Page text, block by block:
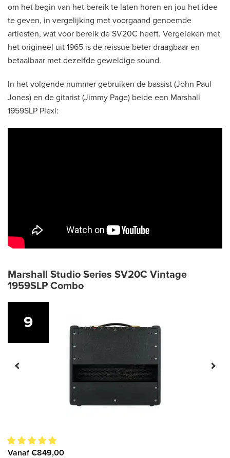
om het begin van het bereik te laten horen en jou het idee
te geven, in vergelijking met voorgaand genoemde
artiesten, wat voor bereik de SV20C heeft. Vergeleken met
het origineel uit 1965 is de reissue beter draagbaar en
betaalbaar met dezelfde geweldige sound.
In het volgende nummer gebruiken de bassist (John Paul
Jones) en de gitarist (Jimmy Page) beide een Marshall
1959SLP Plexi:
Marshall Studio Series SV20C Vintage
1959SLP Combo
9
9
Vanaf €849,00